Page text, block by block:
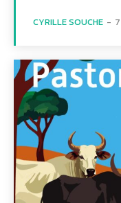
CYRILLE SOUCHE -